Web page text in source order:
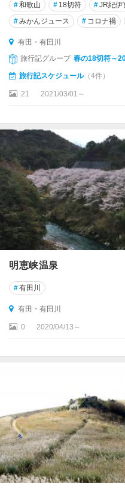
#和歌山 # 18切符 #JR紀伊
#みかんジュース # コロナ禍
有田・有田川
旅行記グループ 春の18切符～
旅行記スケジュール（4件）
21 2021/03/01～
明恵峡温泉
#有田川
有田・有田川
0 2020/04/13～